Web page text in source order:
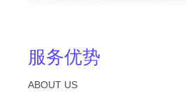
服务优势
ABOUT US